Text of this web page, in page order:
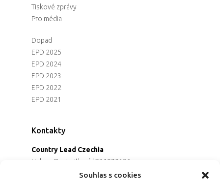
Souhlas s cookies
Tiskové zprávy
Pro média
Dopad
EPD 2025
EPD 2024
EPD 2023
EPD 2022
EPD 2021
Kontakty
Country Lead Czechia
Helena Dreiseitlová | 731970136
Koordinátorka projektu